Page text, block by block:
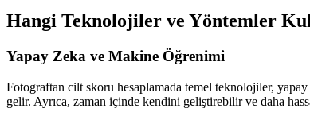
Hangi Teknolojiler ve Yöntemler
Yapay Zeka ve Makine Öğrenimi
Fotograftan cilt skoru hesaplamada temel teknolojiler,
gelir. Ayrıca, zaman içinde kendini geliştirebilir ve daha